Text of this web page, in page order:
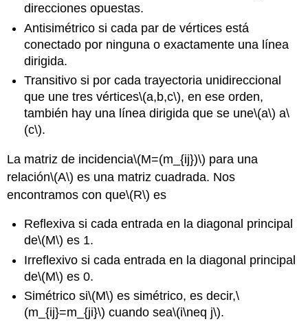
direcciones opuestas.
Antisimétrico si cada par de vértices está
conectado por ninguna o exactamente una línea
dirigida.
Transitivo si por cada trayectoria unidireccional
que une tres vértices\(a,b,c\), en ese orden,
también hay una línea dirigida que se une\(a\) a\
(c\).
La matriz de incidencia\(M=(m_{ij})\) para una
relación\(A\) es una matriz cuadrada. Nos
encontramos con que\(R\) es
Reflexiva si cada entrada en la diagonal principal
de\(M\) es 1.
Irreflexivo si cada entrada en la diagonal principal
de\(M\) es 0.
Simétrico si\(M\) es simétrico, es decir,\
(m_{ij}=m_{ji}\) cuando sea\(i\neq j\).